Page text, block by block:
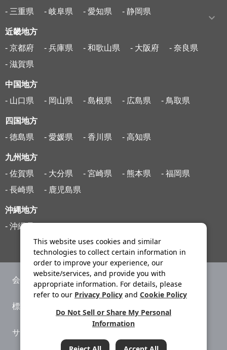
- 三重県
- 岐阜県 - 愛知県 - 静岡県
近畿地方
- 京都府
- 兵庫県 - 和歌山県 - 大阪府
- 奈良県
- 滋賀県
中国地方
- 山口県
- 岡山県 - 島根県 - 広島県 - 鳥取県
四国地方
- 徳島県
- 愛媛県 - 香川県 - 高知県
九州地方
- 佐賀県
- 大分県 - 宮崎県 - 熊本県
- 福岡県
- 長崎県
- 鹿児島県
沖縄地方
- 沖縄県
会社案内 ニュースリリース
標識・約款
サイトマップ
This website uses cookies and similar
technologies to collect certain information in
order to improve your experience, our
website/services, and provide you with
appropriate information. For details, please
refer to our Privacy Policy and Cookie Policy
Do Not Sell or Share My Personal
Information